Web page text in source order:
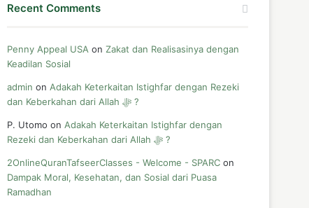
Recent Comments
Penny Appeal USA on Zakat dan Realisasinya dengan
Keadilan Sosial
admin on Adakah Keterkaitan Istighfar dengan Rezeki
dan Keberkahan dari Allah ﷻ ?
P. Utomo on Adakah Keterkaitan Istighfar dengan
Rezeki dan Keberkahan dari Allah ﷻ ?
2OnlineQuranTafseerClasses - Welcome - SPARC on
Dampak Moral, Kesehatan, dan Sosial dari Puasa
Ramadhan